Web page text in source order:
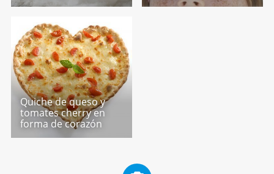
Quiche de queso y
tomates cherry en
forma de corazón